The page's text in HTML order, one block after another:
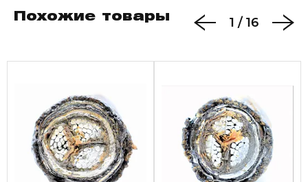
Похожие товары 1 / 16